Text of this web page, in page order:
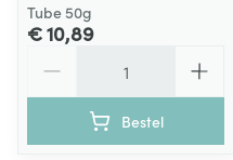
Tube 50g
€ 10,89
Bestel